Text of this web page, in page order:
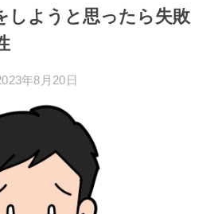
しようと思ったら失敗
年8月20日